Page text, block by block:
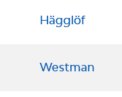
Hägglöf
Westman